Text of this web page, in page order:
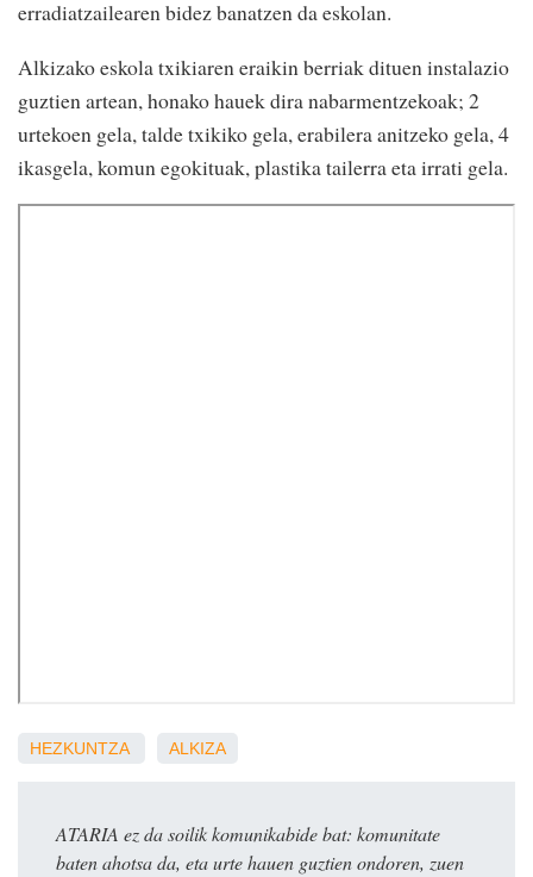
erradiatzailearen bidez banatzen da eskolan.
Alkizako eskola txikiaren eraikin berriak dituen instalazio
guztien artean, honako hauek dira nabarmentzekoak; 2
urtekoen gela, talde txikiko gela, erabilera anitzeko gela, 4
ikasgela, komun egokituak, plastika tailerra eta irrati gela.
HEZKUNTZA ALKIZA
ATARIA ez da soilik komunikabide bat: komunitate
baten ahotsa da, eta urte hauen guztien ondoren, zuen